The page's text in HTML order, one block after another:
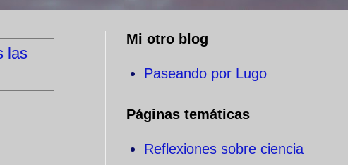
las
Mi otro blog
Paseando por Lugo
Páginas temáticas
Reflexiones sobre ciencia